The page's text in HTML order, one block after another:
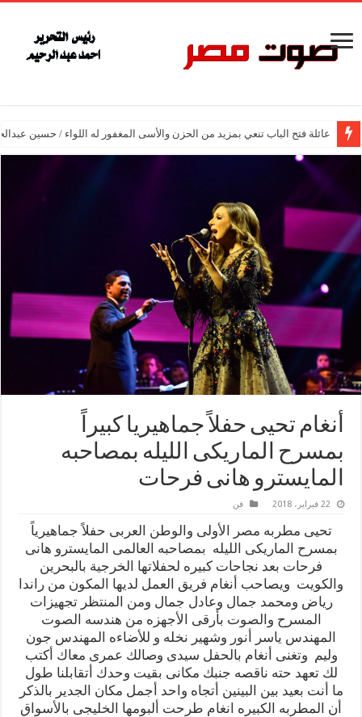
عائلة فتح الباب تنعي بمزيد من الحزن والأسى المغفور له اللواء / حسين
أنغام تحيى حفلاً جماهيريا كبيراً
بمسرح الماريكى الليله بمصاحبه
المايسترو هانى فرحات
22 فبراير، 2018 فن
تحيى مطربه مصر الأولى والوطن العربى حفلاً جماهيرياً
بمسرح الماريكى الليله بمصاحبه العالمى المايسترو هانى
فرحات بعد نجاحات كبيره لحفلاتها الخرجية بالبحرين
والكويت ويصاحب أنغام فريق العمل لديها المكون من راندا
رياض ومحمد جمال وعادل جمال ومن المنتظر تجهيزات
المسرح والصوت بأرقى الأجهزه من هندسه الصوت
المهندس ياسر أنور وشهير نخله و للأضاءه المهندس جون
وليم وتغنى أنغام بالحفل سيدى وصالك عمرى معاك أكتب
لك تعهد حته ناقصه جنبك مكانى بقيت وحدك أتقابلنا طول
ما أنت بعيد بين البينين أتجاه واحد أجمل مكان الجدير بالذكر
أن المطربه الكبيره انغام طرحت ألبومها الخليجى بالأسواق